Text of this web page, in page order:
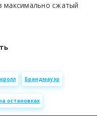
максимально сжатый
Брандмауэр
остановках